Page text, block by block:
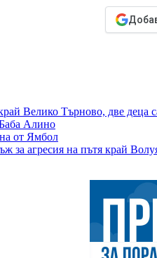
Велико Търново, две деца
Алино
от Ямбол
за агресия на пътя край